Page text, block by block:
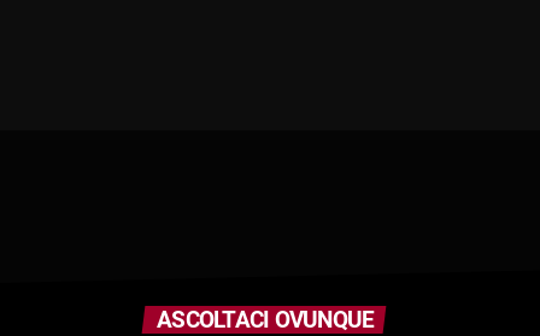
ASCOLTACI OVUNQUE